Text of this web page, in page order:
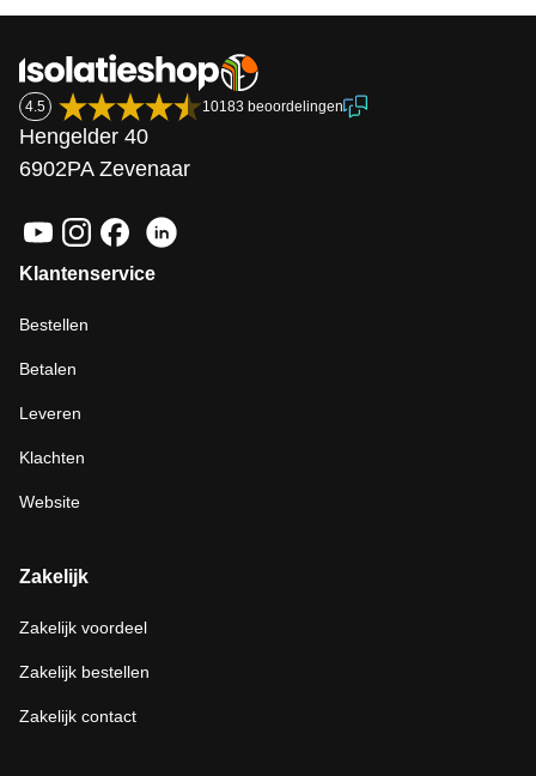
4.5 10183 beoordelingen
Hengelder 40
6902PA Zevenaar
Klantenservice
Bestellen
Betalen
Leveren
Klachten
Website
Zakelijk
Zakelijk voordeel
Zakelijk bestellen
Zakelijk contact